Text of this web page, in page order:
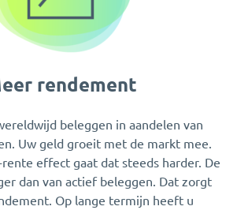
rendement
beleggen in aandelen van
Uw geld groeit met de markt mee.
effect gaat dat steeds harder. De
dan van actief beleggen. Dat zorgt
Op lange termijn heeft u